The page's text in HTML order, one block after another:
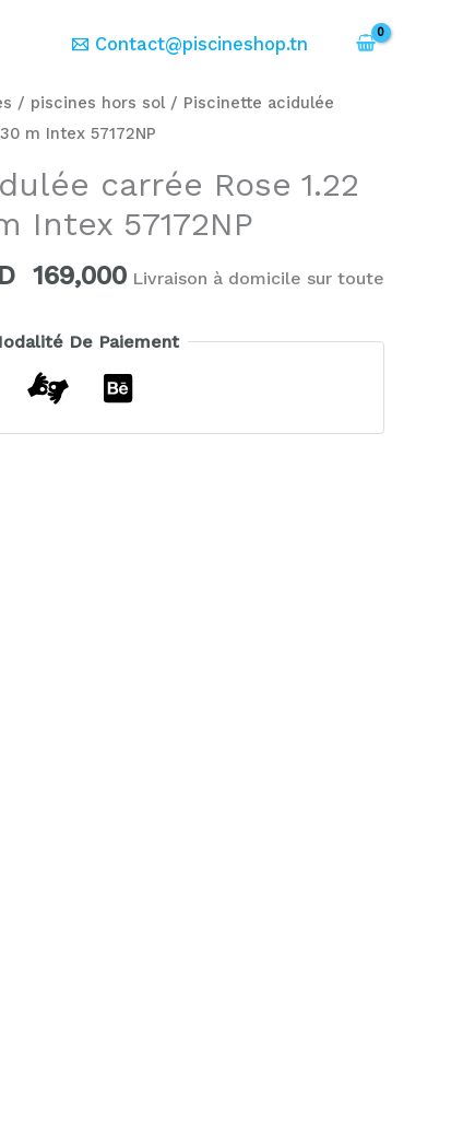
Contact@piscineshop.tn
/ piscines hors sol / Piscinette acidulée
m Intex 57172NP
carrée Rose 1.22
Intex 57172NP
:
169,000
Le
prix
actuel
est :
TND
Livraison à domicile sur toute
De Paiement